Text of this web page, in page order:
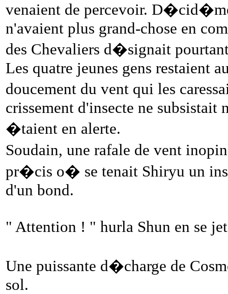
venaient de percevoir.
n'avaient plus grand-chose en
des Chevaliers d�signait
Les quatre jeunes gens restaient
doucement du vent qui les
crissement d'insecte ne subsistait
�taient en alerte.
Soudain, une rafale de vent
pr�cis o� se tenait Shiryu un
d'un bond.
" Attention ! " hurla Shun en se
Une puissante d�charge de
sol.